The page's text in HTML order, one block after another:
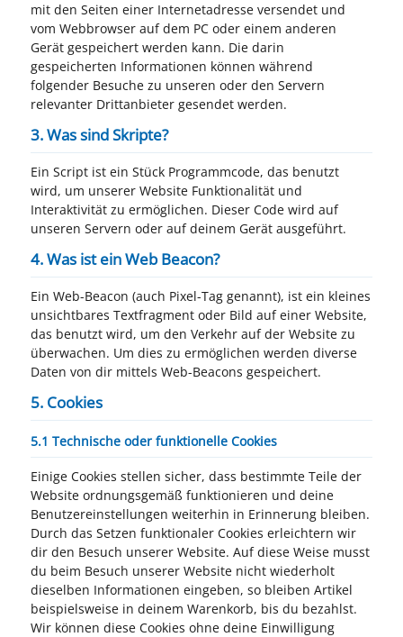
mit den Seiten einer Internetadresse versendet und
vom Webbrowser auf dem PC oder einem anderen
Gerät gespeichert werden kann. Die darin
gespeicherten Informationen können während
folgender Besuche zu unseren oder den Servern
relevanter Drittanbieter gesendet werden.
3. Was sind Skripte?
Ein Script ist ein Stück Programmcode, das benutzt
wird, um unserer Website Funktionalität und
Interaktivität zu ermöglichen. Dieser Code wird auf
unseren Servern oder auf deinem Gerät ausgeführt.
4. Was ist ein Web Beacon?
Ein Web-Beacon (auch Pixel-Tag genannt), ist ein kleines
unsichtbares Textfragment oder Bild auf einer Website,
das benutzt wird, um den Verkehr auf der Website zu
überwachen. Um dies zu ermöglichen werden diverse
Daten von dir mittels Web-Beacons gespeichert.
5. Cookies
5.1 Technische oder funktionelle Cookies
Einige Cookies stellen sicher, dass bestimmte Teile der
Website ordnungsgemäß funktionieren und deine
Benutzereinstellungen weiterhin in Erinnerung bleiben.
Durch das Setzen funktionaler Cookies erleichtern wir
dir den Besuch unserer Website. Auf diese Weise musst
du beim Besuch unserer Website nicht wiederholt
dieselben Informationen eingeben, so bleiben Artikel
beispielsweise in deinem Warenkorb, bis du bezahlst.
Wir können diese Cookies ohne deine Einwilligung